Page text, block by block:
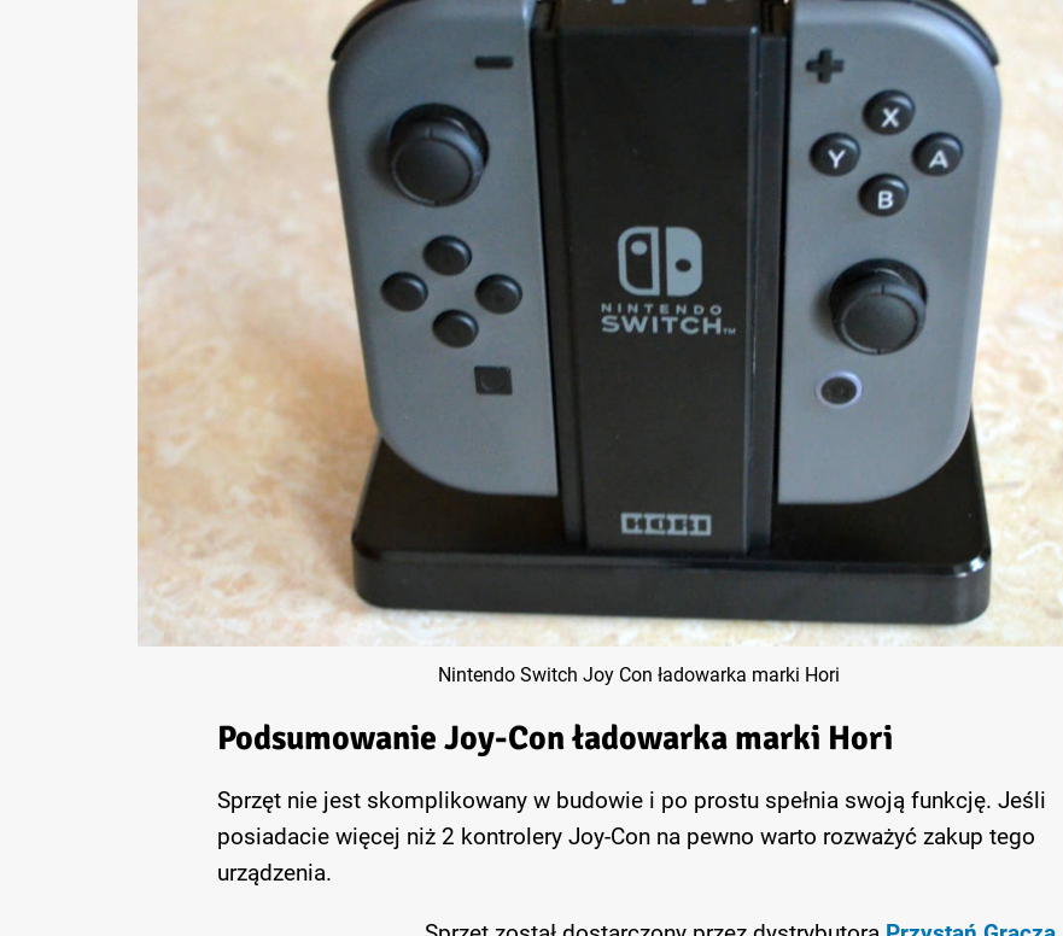
Nintendo Switch Joy Con ładowarka marki Hori
Podsumowanie Joy-Con ładowarka marki Hori
Sprzęt nie jest skomplikowany w budowie i po prostu spełnia swoją funkcję. Jeśli
posiadacie więcej niż 2 kontrolery Joy-Con na pewno warto rozważyć zakup tego
urządzenia.